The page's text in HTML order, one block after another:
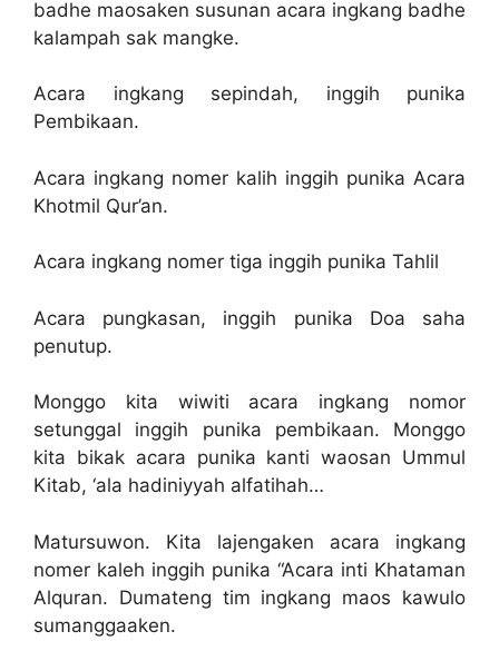
badhe maosaken susunan acara ingkang badhe
kalampah sak mangke.
Acara ingkang sepindah, inggih punika
Pembikaan.
Acara ingkang nomer kalih inggih punika Acara
Khotmil Qur’an.
Acara ingkang nomer tiga inggih punika Tahlil
Acara pungkasan, inggih punika Doa saha
penutup.
Monggo kita wiwiti acara ingkang nomor
setunggal inggih punika pembikaan. Monggo
kita bikak acara punika kanti waosan Ummul
Kitab, ‘ala hadiniyyah alfatihah…
Matursuwon. Kita lajengaken acara ingkang
nomer kaleh inggih punika “Acara inti Khataman
Alquran. Dumateng tim ingkang maos kawulo
sumanggaaken.